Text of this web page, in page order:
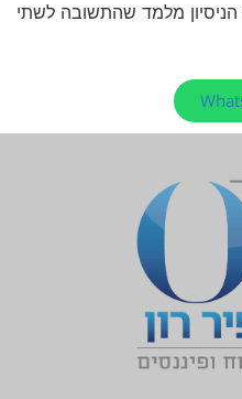
מלמד שהתשובה לשתי